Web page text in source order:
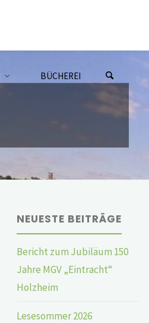
BÜCHEREI
NEUESTE BEITRÄGE
Bericht zum Jubiläum 150
Jahre MGV „Eintracht“
Holzheim
Lesesommer 2026